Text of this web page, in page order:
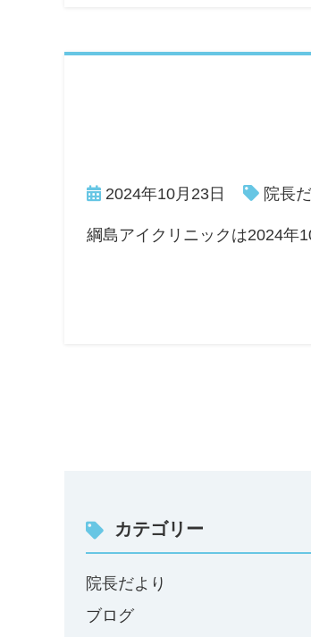
2024年10月23日 院長
綱島アイクリニックは2024年
カテゴリー
院長だより
ブログ